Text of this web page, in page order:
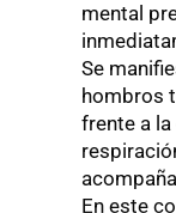
mental
Se
hombros
frente a
En este